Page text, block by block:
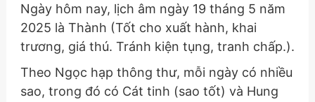
Ngày hôm nay, lịch âm ngày 19 tháng 5 năm
2025 là Thành (Tốt cho xuất hành, khai
trương, giá thú. Tránh kiện tụng, tranh chấp.).
Theo Ngọc hạp thông thư, mỗi ngày có nhiều
sao, trong đó có Cát tinh (sao tốt) và Hung